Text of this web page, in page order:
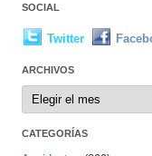
SOCIAL
Twitter
ARCHIVOS
Archivos
CATEGORÍAS